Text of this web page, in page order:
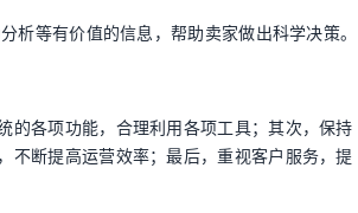
析等有价值的信息，帮助卖家做出科学决策。
的各项功能，合理利用各项工具；其次，保持
不断提高运营效率；最后，重视客户服务，提